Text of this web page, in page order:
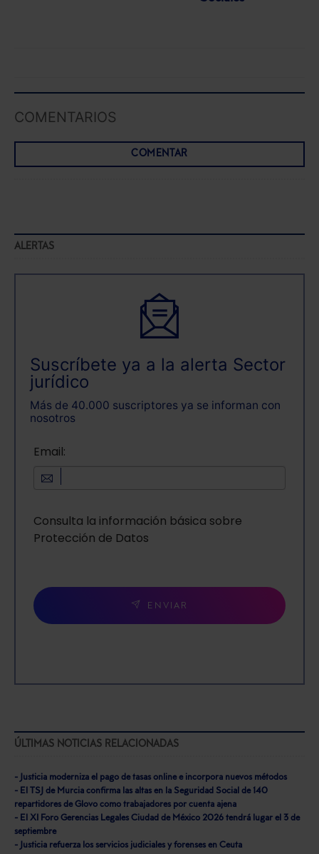
COMENTARIOS
COMENTAR
ALERTAS
Suscríbete ya a la alerta Sector
jurídico
Más de 40.000 suscriptores ya se informan con
nosotros
Email:
Consulta la información básica sobre
Protección de Datos
ENVIAR
ÚLTIMAS NOTICIAS RELACIONADAS
- Justicia moderniza el pago de tasas online e incorpora nuevos métodos
- El TSJ de Murcia confirma las altas en la Seguridad Social de 140
repartidores de Glovo como trabajadores por cuenta ajena
- El XI Foro Gerencias Legales Ciudad de México 2026 tendrá lugar el 3 de
septiembre
- Justicia refuerza los servicios judiciales y forenses en Ceuta